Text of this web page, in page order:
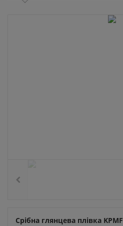
Срібна глянцева плівка KPMF